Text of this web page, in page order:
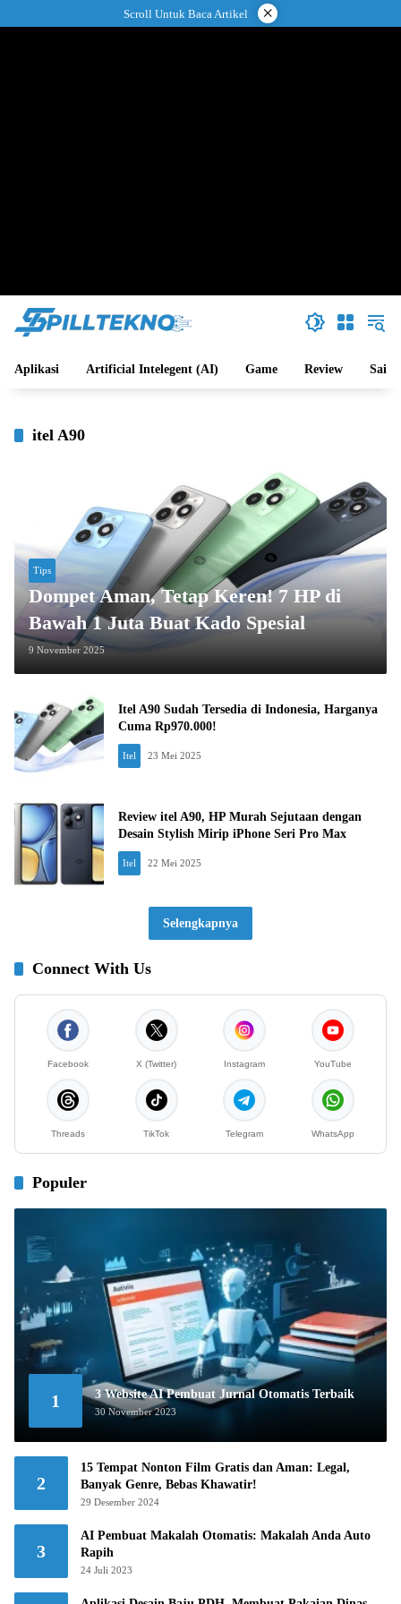
ke
Scroll Untuk Baca Artikel ×
Aplikasi Artificial Intelegent (AI) Game Review Sains
itel A90
Tips
Dompet Aman, Tetap Keren! 7 HP di
Bawah 1 Juta Buat Kado Spesial
9 November 2025
Itel A90 Sudah Tersedia di Indonesia, Harganya
Cuma Rp970.000!
Itel 23 Mei 2025
Review itel A90, HP Murah Sejutaan dengan
Desain Stylish Mirip iPhone Seri Pro Max
Itel 22 Mei 2025
Selengkapnya
Connect With Us
Facebook X (Twitter) Instagram YouTube
Threads TikTok Telegram WhatsApp
Populer
1 3 Website AI Pembuat Jurnal Otomatis Terbaik
30 November 2023
2
15 Tempat Nonton Film Gratis dan Aman: Legal,
Banyak Genre, Bebas Khawatir!
29 Desember 2024
3
AI Pembuat Makalah Otomatis: Makalah Anda Auto
Rapih
24 Juli 2023